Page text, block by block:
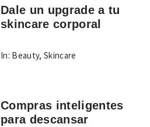
Dale un upgrade a tu
skincare corporal
In: Beauty,Skincare
Compras inteligentes
para descansar